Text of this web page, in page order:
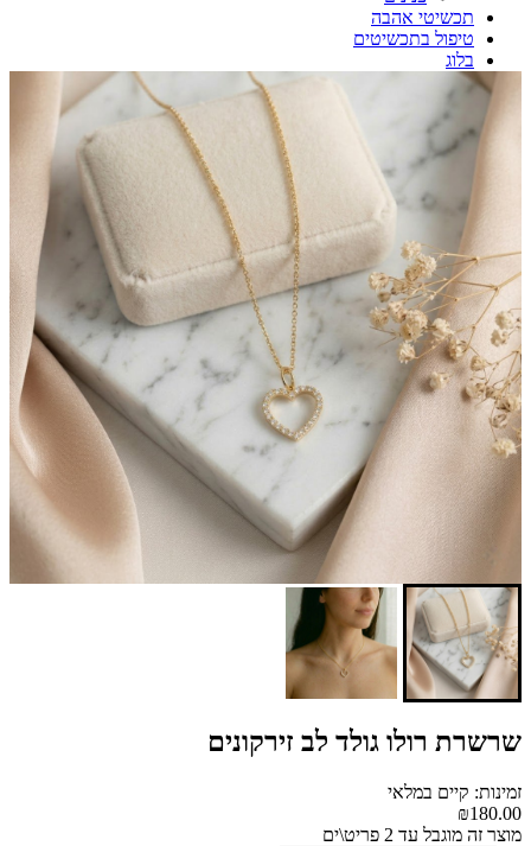
תכשיטי אהבה
טיפול בתכשיטים
בלוג
שרשרת רולו גולד לב זירקונים
זמינות: קיים במלאי
₪180.00
מוצר זה מוגבל עד 2 פריט\ים